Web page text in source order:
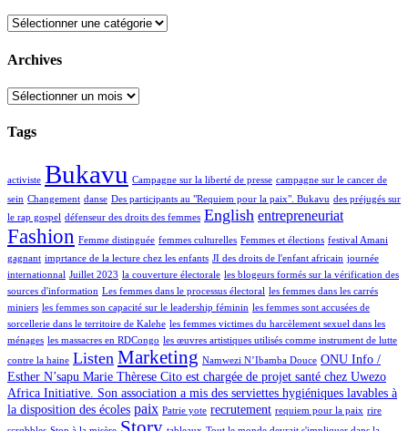
Categories
Archives
Archives
Tags
activiste Bukavu Campagne sur la liberté de presse campagne sur le cancer de
sein Changement danse Des participants au "Requiem pour la paix". Bukavu des préjugés sur
le rap gospel défenseur des droits des femmes English entrepreneuriat
Fashion Femme distinguée femmes culturelles Femmes et élections festival Amani
gagnant imprtance de la lecture chez les enfants JI des droits de l'enfant africain journée
internationnal Juillet 2023 la couverture électorale les blogeurs formés sur la vérification des
sources d'information Les femmes dans le processus électoral les femmes dans les carrés
miniers les femmes son capacité sur le leadership féminin les femmes sont accusées de
sorcellerie dans le territoire de Kalehe les femmes victimes du harcèlement sexuel dans les
ménages les massacres en RDCongo les œuvres artistiques utilisés comme instrument de lutte
contre la haine Listen Marketing Namwezi N’Ibamba Douce ONU Info /
Esther N’sapu Marie Thèrese Cito est chargée de projet santé chez Uwezo
Africa Initiative. Son association a mis des serviettes hygiéniques lavables à
la disposition des écoles paix Patrie yote recrutement requiem pour la paix rire